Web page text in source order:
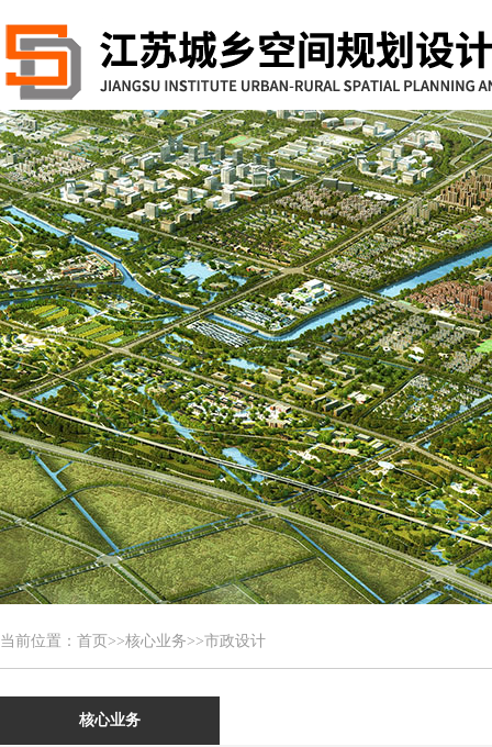
当前位置： 首页 >>核心业务>>市政设计
核心业务